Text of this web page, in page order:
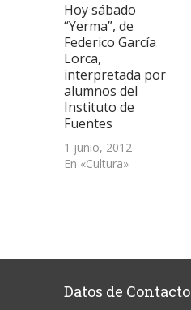
Hoy sábado
“Yerma”, de
Federico García
Lorca,
interpretada por
alumnos del
Instituto de
Fuentes
1 junio, 2012
En «Cultura»
Datos de Contacto